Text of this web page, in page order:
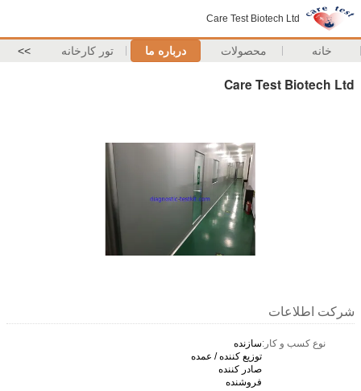
Care Test Biotech Ltd
خانه محصولات درباره ما تور کارخانه >>
Care Test Biotech Ltd
شرکت اطلاعات
نوع کسب و کار:سازنده
توزیع کننده / عمده
صادر کننده
فروشنده